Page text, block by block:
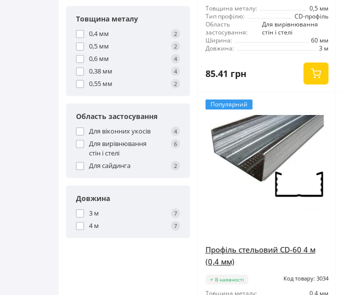
Товщина металу
0,4 мм 2
0,5 мм 2
0,6 мм 4
0,38 мм 4
0,55 мм 2
Область застосування
Для віконних укосів 4
Для вирівнювання
стін і стелі
6
Для сайдинга 2
Довжина
3 м 7
4 м 7
Товщина металу:
0,5 мм
Тип профілю:
CD-профіль
Область
застосування:
Для вирівнювання
стін і стелі
Ширина:
60 мм
Довжина:
3 м
85.41 грн
Популярний
Профіль стельовий CD-60 4 м
(0,4 мм)
В наявності Код товару: 3034